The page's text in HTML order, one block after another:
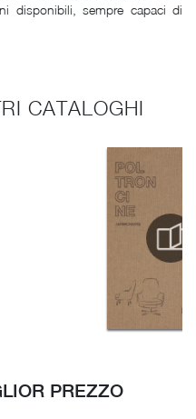
disponibili, sempre capaci di
CATALOGHI
PREZZO